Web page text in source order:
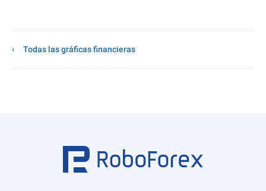
Todas las gráficas financieras